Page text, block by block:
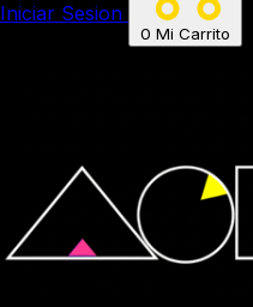
Iniciar Sesion
0 Mi Carrito